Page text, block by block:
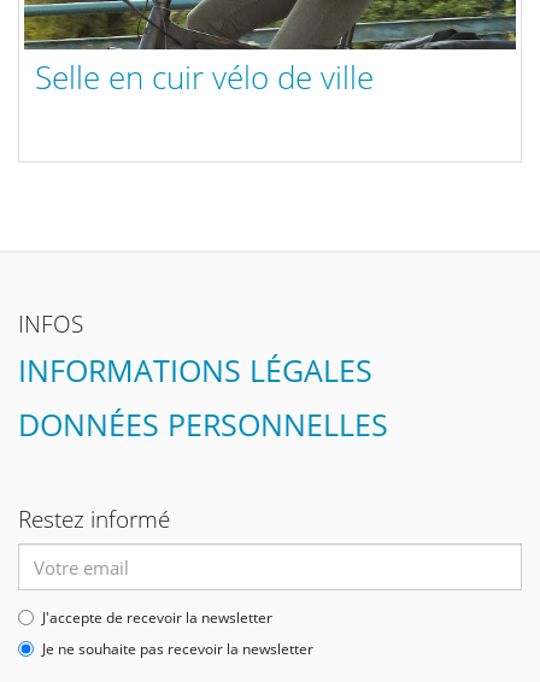
Selle en cuir vélo de ville
INFOS
INFORMATIONS LÉGALES
DONNÉES PERSONNELLES
Restez informé
Adresse
email
J'accepte de recevoir la newsletter
Je ne souhaite pas recevoir la newsletter